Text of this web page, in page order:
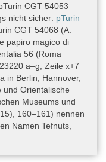
CGT 54053
nicht sicher: pTurin
CGT 54068 (A.
papiro magico di
56 (Roma
a–g, Zeile x+7
in Berlin, Hannover,
und Orientalische
Museums und
160–161) nennen
Namen Tefnuts,